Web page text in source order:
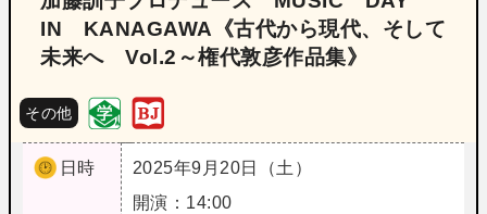
IN KANAGAWA《古代から現代、そして
未来へ Vol.2～権代敦彦作品集》
その他
日時
2025年9月20日（土）
開演：14:00